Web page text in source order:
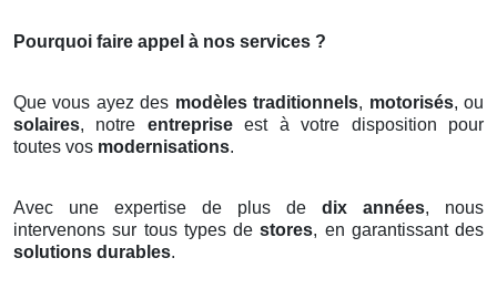
Pourquoi faire appel à nos services ?
Que vous ayez des modèles traditionnels, motorisés, ou
solaires, notre entrepriseest à votre disposition pour
toutes vos modernisations.
Avec une expertise de plus de dix années, nous
intervenons sur tous types destores, en garantissant des
solutions durables.